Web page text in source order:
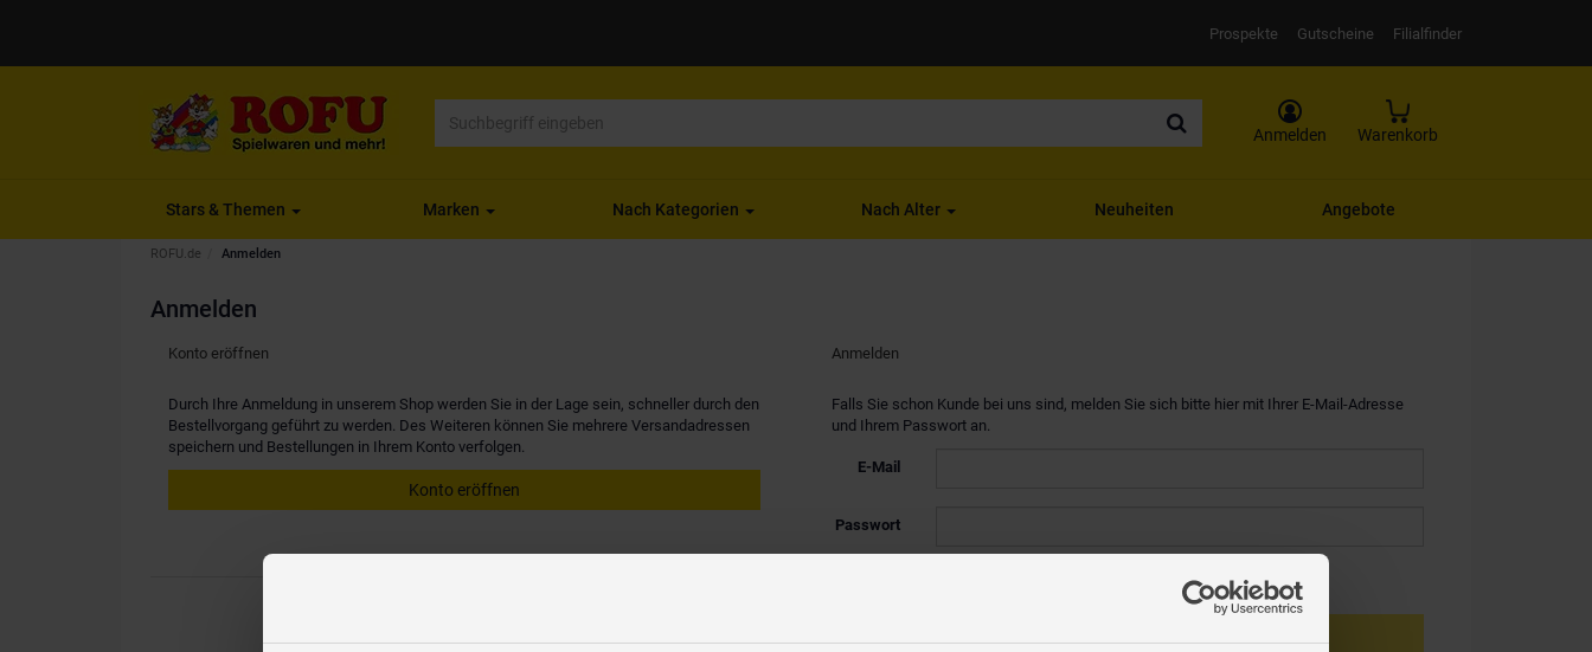
Prospekte Gutscheine Filialfinder
Anmelden Warenkorb
Stars & Themen Marken Nach Kategorien Nach Alter Neuheiten Angebote
ROFU.de Anmelden
Anmelden
Anmelden
Falls Sie schon Kunde bei uns sind, melden Sie sich bitte hier mit Ihrer E-Mail-Adresse
und Ihrem Passwort an.
E-Mail
Passwort
Konto eröffnen
Durch Ihre Anmeldung in unserem Shop werden Sie in der Lage sein, schneller durch den
Bestellvorgang geführt zu werden. Des Weiteren können Sie mehrere Versandadressen
speichern und Bestellungen in Ihrem Konto verfolgen.
Konto eröffnen